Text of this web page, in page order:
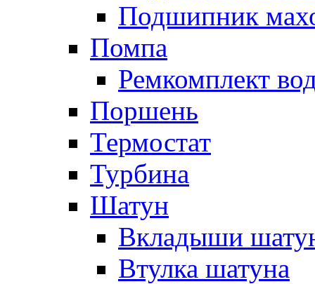
Подшипник
Помпа
Ремкомплект
Поршень
Термостат
Турбина
Шатун
Вкладыши
Втулка шатуна